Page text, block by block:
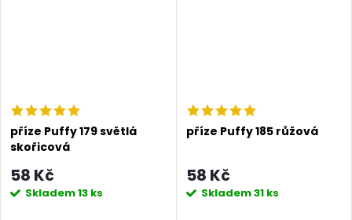
příze Puffy 179 světlá
skořicová
58 Kč
Skladem13 ks
příze Puffy 185 růžová
58 Kč
Skladem31 ks